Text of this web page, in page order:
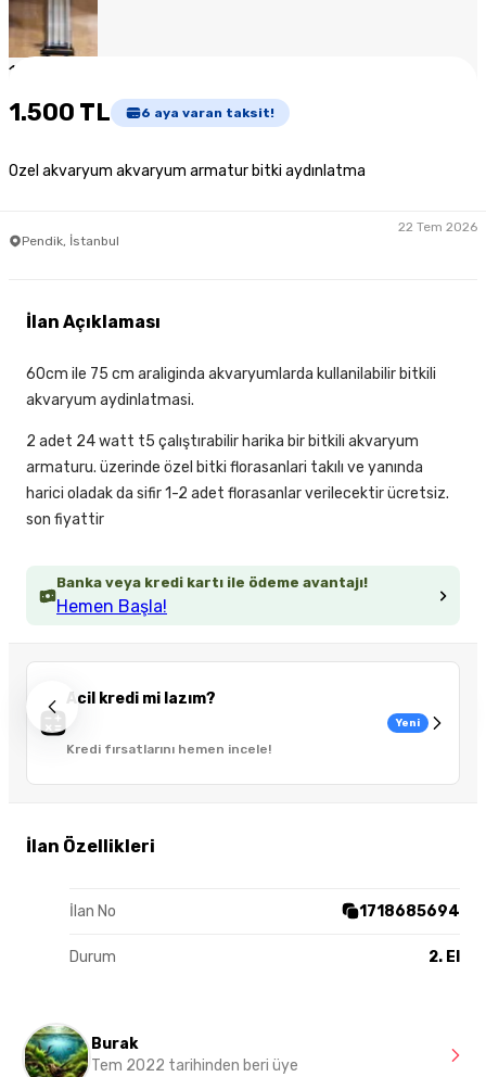
1
1.500 TL 6 aya varan taksit!
Ozel akvaryum akvaryum armatur bitki aydınlatma
Pendik, İstanbul
22 Tem 2026
Banka veya kredi kartı ile ödeme avantajı!
Hemen Başla!
Acil kredi mi lazım?
Kredi fırsatlarını hemen incele!
Yeni
İlan Özellikleri
İlan No 1718685694
Durum 2. El
İlan Açıklaması
60cm ile 75 cm araliginda akvaryumlarda kullanilabilir bitkili
akvaryum aydinlatmasi.
2 adet 24 watt t5 çalıştırabilir harika bir bitkili akvaryum
armaturu. üzerinde özel bitki florasanlari takılı ve yanında
harici oladak da sifir 1-2 adet florasanlar verilecektir ücretsiz.
son fiyattir
Burak
Tem 2022 tarihinden beri üye